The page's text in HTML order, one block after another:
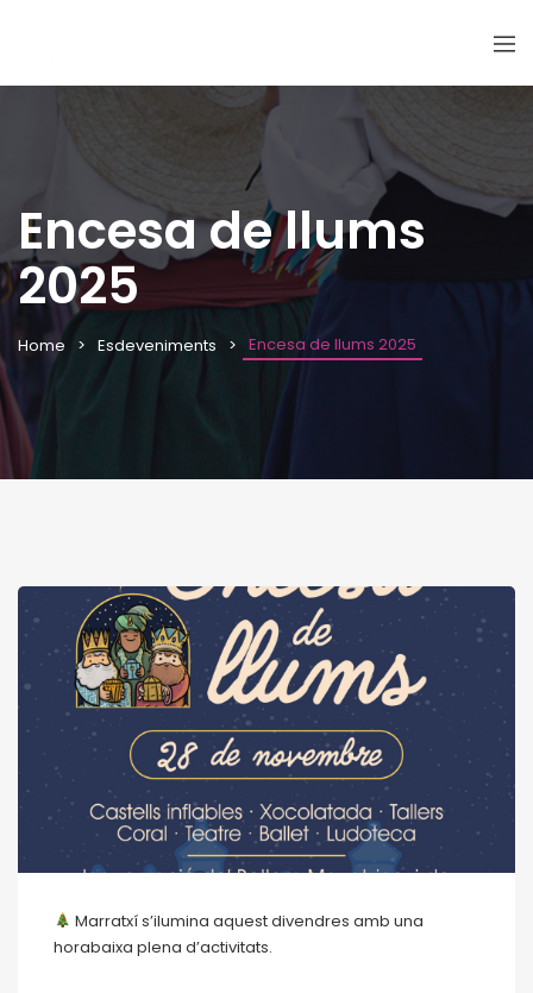
Encesa de llums
2025
Home Esdeveniments Encesa de llums 2025
Marratxí s’ilumina aquest divendres amb una
horabaixa plena d’activitats.